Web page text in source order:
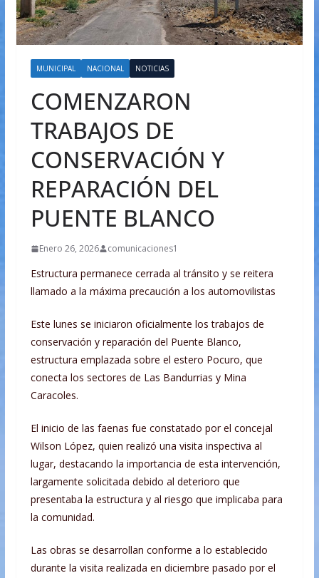
MUNICIPAL NACIONAL NOTICIAS
COMENZARON
TRABAJOS DE
CONSERVACIÓN Y
REPARACIÓN DEL
PUENTE BLANCO
Enero 26, 2026 comunicaciones1
Estructura permanece cerrada al tránsito y se reitera
llamado a la máxima precaución a los automovilistas
Este lunes se iniciaron oficialmente los trabajos de
conservación y reparación del Puente Blanco,
estructura emplazada sobre el estero Pocuro, que
conecta los sectores de Las Bandurrias y Mina
Caracoles.
El inicio de las faenas fue constatado por el concejal
Wilson López, quien realizó una visita inspectiva al
lugar, destacando la importancia de esta intervención,
largamente solicitada debido al deterioro que
presentaba la estructura y al riesgo que implicaba para
la comunidad.
Las obras se desarrollan conforme a lo establecido
durante la visita realizada en diciembre pasado por el